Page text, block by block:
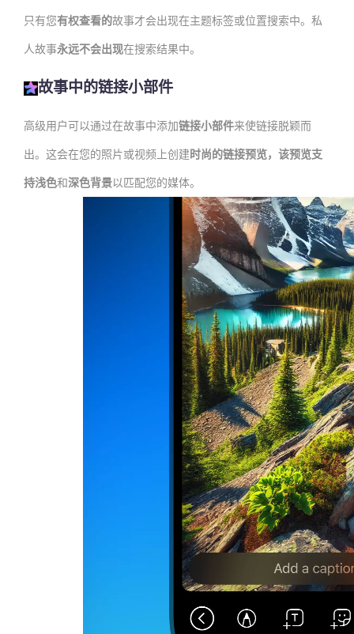
只有您有权查看的故事才会出现在主题标签或位置搜索中。私
人故事永远不会出现在搜索结果中。
故事中的链接小部件
高级用户可以通过在故事中添加链接小部件来使链接脱颖而
出。这会在您的照片或视频上创建时尚的链接预览，该预览支
持浅色和深色背景以匹配您的媒体。